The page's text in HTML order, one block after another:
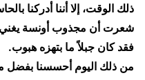
ذلك الوقت، إلا أننا أدركنا
شعرت أن مجذوب أونسة يغني
فقد كان جبلاً ما بتهزه هبوب.
​من ذلك اليوم أحسسنا بفضل